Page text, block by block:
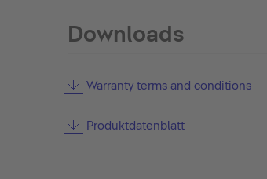
Downloads
Warranty terms and conditions
Produktdatenblatt